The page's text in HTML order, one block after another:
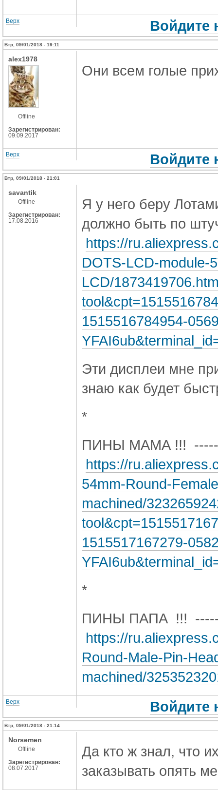
Верх Войдите
Втр, 09/01/2018 - 19:11
alex1978
Offline
Зарегистрирован:
09.09.2017
Они всем голые
Верх Войдите
Втр, 09/01/2018 - 21:01
savantik
Offline
Зарегистрирован:
17.08.2016
Я у него беру
должно быть по
https://
DOTS-LCD-module-
LCD/
1515516784954-
Эти дисплеи мне
знаю как будет
*
ПИНЫ МАМА !!!
https://
54mm-Round-
machined/
1515517167279-
*
ПИНЫ ПАПА !!!
https://
Round-Male-Pin-
machined/
Верх Войдите
Втр, 09/01/2018 - 21:14
Norsemen
Offline
Зарегистрирован:
08.07.2017
Да кто ж знал, что
заказывать опять